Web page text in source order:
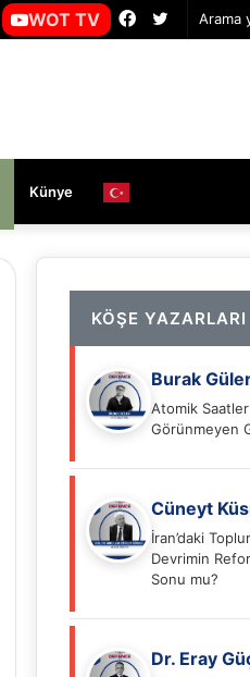
Twitter
Facebook
WOT TV
Künye
KÖŞE YAZARLARI
Burak
Atomik
Görünmeyen
Cüneyt
İran’daki
Devrimin
Sonu mu?
Dr. Eray